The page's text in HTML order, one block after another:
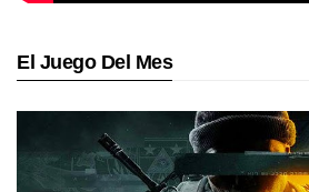
El Juego Del Mes